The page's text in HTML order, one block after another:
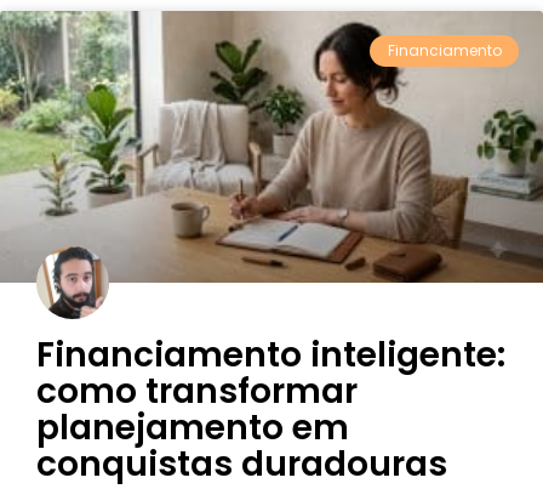
Financiamento
Financiamento inteligente:
como transformar
planejamento em
conquistas duradouras